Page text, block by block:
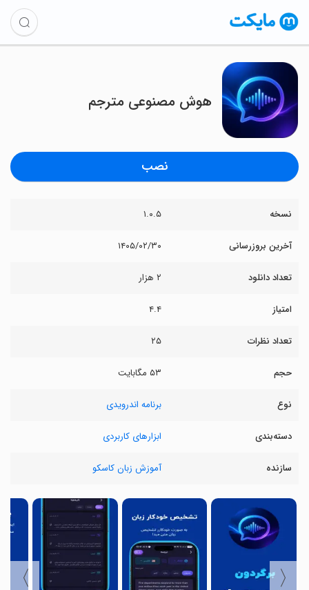
‏هوش مصنوعی مترجم
نصب
نسخه ۱.۰.۵
آخرین بروزرسانی ۱۴۰۵/۰۲/۳۰
تعداد دانلود ۲ هزار
امتیاز ۴.۴
تعداد نظرات ۲۵
حجم ۵۳ مگابایت
نوع برنامه اندرویدی
دسته‌بندی ابزارهای کاربردی
سازنده آموزش زبان کاسکو
〈
〉